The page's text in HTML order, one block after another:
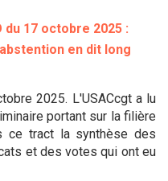
du 17 octobre 2025 :
en dit long
2025. L'USACcgt a lu
portant sur la filière
ce tract la synthèse des
et des votes qui ont eu